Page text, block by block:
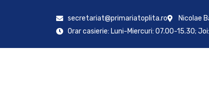
secretariat@primariatoplita.ro
Nicolae
Orar casierie: Luni-Miercuri: 07.00-15.30;